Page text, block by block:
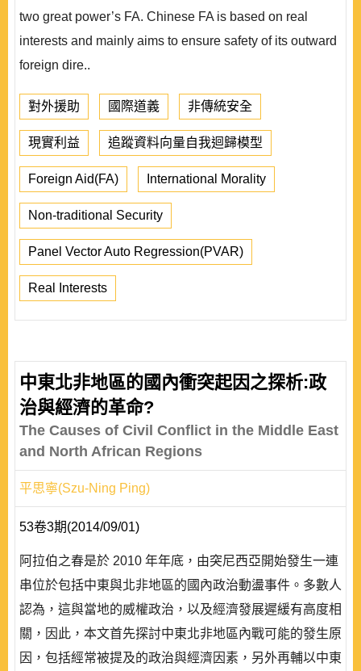
two great power’s FA. Chinese FA is based on real
interests and mainly aims to ensure safety of its outward
foreign dire..
對外援助 國際道義 非傳統安全
現實利益 追蹤資料向量自我迴歸模型
Foreign Aid(FA) International Morality
Non-traditional Security
Panel Vector Auto Regression(PVAR)
Real Interests
中東北非地區的國內衝突起因之探析:政
治與經濟的革命?
The Causes of Civil Conflict in the Middle East
and North African Regions
平思寧(Szu-Ning Ping)
53卷3期(2014/09/01)
阿拉伯之春是於 2010 年年底，由突尼西亞開始發生一連
串位於包括中東與北非地區的國內政治動盪事件。多數人
認為，這與當地的威權政治，以及經濟發展遲緩有高度相
關，因此，本文首先探討中東北非地區內戰可能的發生原
因，包括經常被提及的政治與經濟因素，另外再輔以中東